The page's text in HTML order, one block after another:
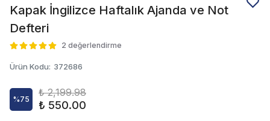
Kapak İngilizce Haftalık Ajanda ve Not
Defteri
2 değerlendirme
Ürün Kodu: 372686
%75
₺ 2,199.98
₺ 550.00